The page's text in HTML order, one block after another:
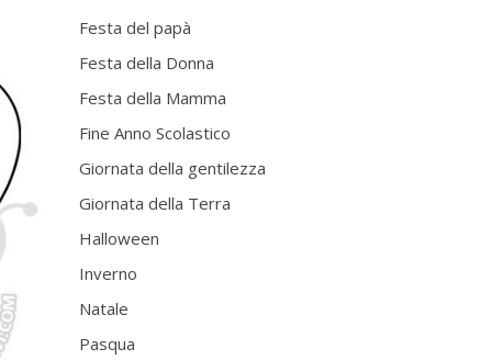
Festa del papà
Festa della Donna
Festa della Mamma
Fine Anno Scolastico
Giornata della gentilezza
Giornata della Terra
Halloween
Inverno
Natale
Pasqua